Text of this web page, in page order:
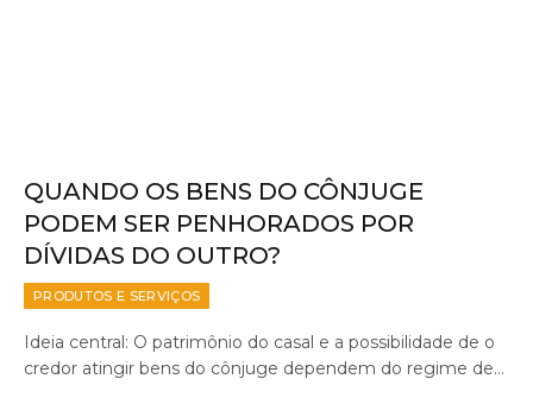
QUANDO OS BENS DO CÔNJUGE
PODEM SER PENHORADOS POR
DÍVIDAS DO OUTRO?
PRODUTOS E SERVIÇOS
Ideia central: O patrimônio do casal e a possibilidade de o
credor atingir bens do cônjuge dependem do regime de…